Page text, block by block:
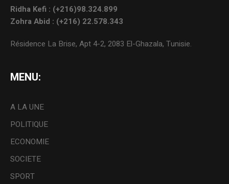
Ridha Kefi : (+216)98.324.899
Zohra Abid : (+216) 22.578.343
Résidence La Brise, Apt 4-2, 2083 El-Ghazala, Tunisie.
MENU:
A LA UNE
POLITIQUE
ECONOMIE
SOCIETE
SPORT